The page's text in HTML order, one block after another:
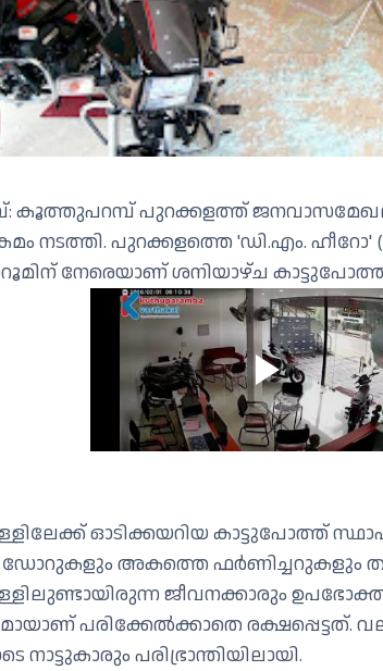
കൂത്തുപറമ്പ് പുറക്കളത്ത്
നടത്തി. പുറക്കളത്തെ 'ഡി.എം. ഹീറോ'
നേരെയാണ് ശനിയാഴ്ച
ഓടിക്കയറിയ കാട്ടുപോത്ത്
ഡോറുകളും അകത്തെ ഫർണിച്ചറുകളും
ജീവനക്കാരും
പരിക്കേൽക്കാതെ രക്ഷപ്പെട്ടത്.
പരിഭ്രാന്തിയിലായി.